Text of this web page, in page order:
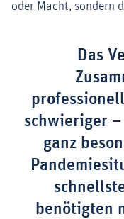
oder Macht, sondern
Das
schwieriger
ganz
benötigten